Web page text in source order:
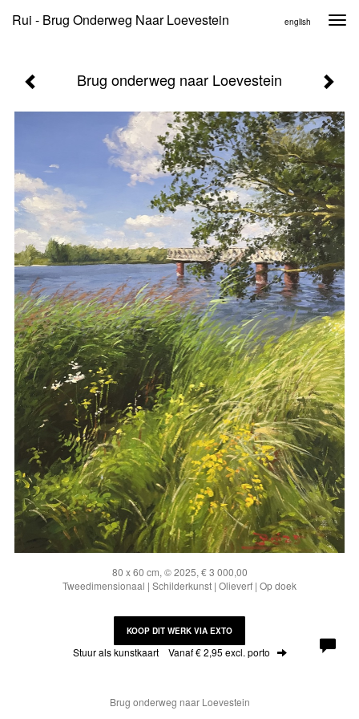
Rui - Brug Onderweg Naar Loevestein english
Brug onderweg naar Loevestein
80 x 60 cm, © 2025, € 3 000,00
Tweedimensionaal | Schilderkunst | Olieverf | Op doek
KOOP DIT WERK VIA EXTO
Stuur als kunstkaart Vanaf € 2,95 excl. porto
Brug onderweg naar Loevestein